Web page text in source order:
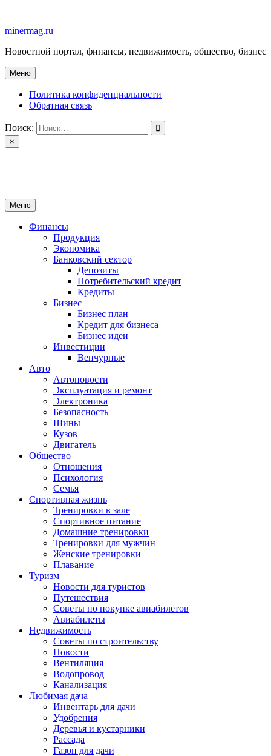
содержимому
minermag.ru
Новостной портал, финансы, недвижимость, общество, бизнес
Меню
Политика конфиденциальности
Обратная связь
Поиск:
×
Меню
Финансы
Продукция
Экономика
Банковский сектор
Депозиты
Потребительский кредит
Кредиты
Бизнес
Бизнес план
Кредит для бизнеса
Бизнес идеи
Инвестиции
Венчурные
Авто
Автоновости
Эксплуатация и ремонт
Электроника
Безопасность
Шины
Кузов
Двигатель
Общество
Отношения
Психология
Семья
Спортивная жизнь
Тренировки в зале
Спортивное питание
Домашние тренировки
Тренировки для мужчин
Женские тренировки
Плавание
Туризм
Новости для туристов
Путешествия
Советы по покупке авиабилетов
Авиабилеты
Недвижимость
Советы по строительству
Новости
Вентиляция
Водопровод
Канализация
Любимая дача
Инвентарь для дачи
Удобрения
Деревья и кустарники
Рассада
Газон для дачи